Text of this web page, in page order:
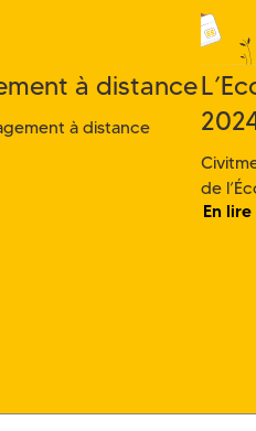
à distance
à distance
de
En